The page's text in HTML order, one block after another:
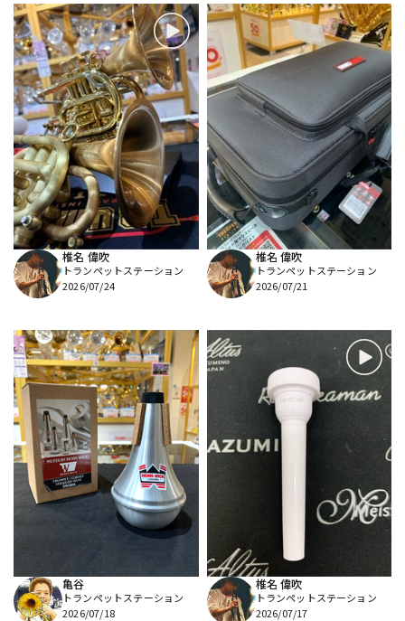
椎名 偉吹
トランペットステーション
2026/07/24
椎名 偉吹
トランペットステーション
2026/07/21
亀谷
トランペットステーション
2026/07/18
椎名 偉吹
トランペットステーション
2026/07/17